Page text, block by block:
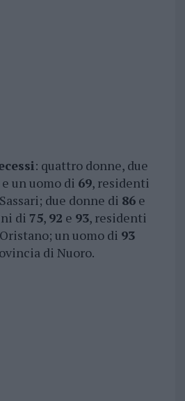
: quattro donne, due
un uomo di 69, residenti
due donne di 86e
di 75, 92 e 93, residenti
un uomo di 93
di Nuoro.